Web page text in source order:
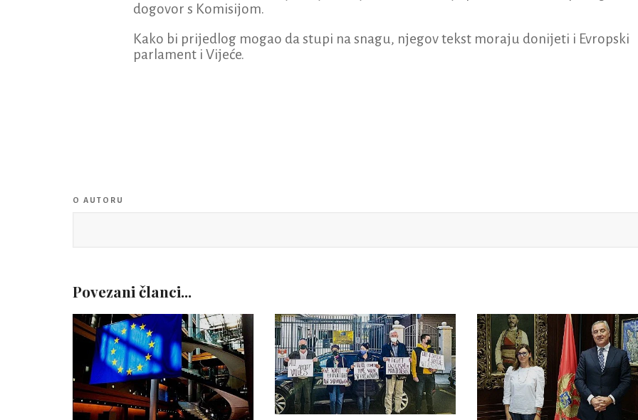
dogovor s Komisijom.
Kako bi prijedlog mogao da stupi na snagu, njegov tekst moraju donijeti i Evropski
parlament i Vijeće.
O AUTORU
Povezani članci...